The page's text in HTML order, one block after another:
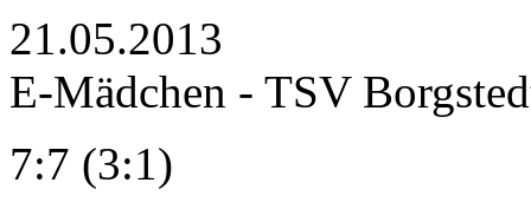
21.05.2013
E-Mädchen - TSV
7:7 (3:1)